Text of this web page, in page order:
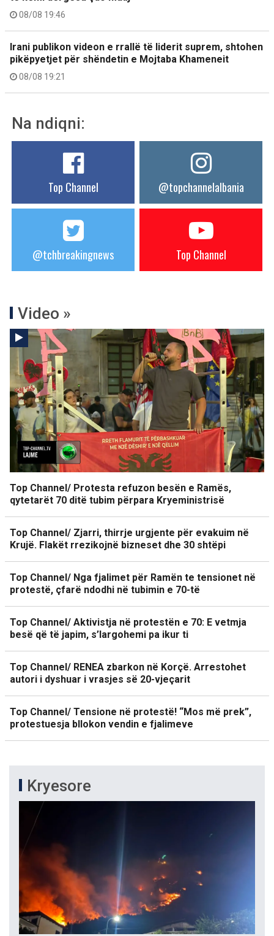
08/08 19:46
Irani publikon videon e rrallë të liderit suprem, shtohen
pikëpyetjet për shëndetin e Mojtaba Khameneit
08/08 19:21
Na ndiqni:
Top Channel @topchannelalbania
@tchbreakingnews Top Channel
Video »
Top Channel/ Protesta refuzon besën e Ramës,
qytetarët 70 ditë tubim përpara Kryeministrisë
Top Channel/ Zjarri, thirrje urgjente për evakuim në
Krujë. Flakët rrezikojnë bizneset dhe 30 shtëpi
Top Channel/ Nga fjalimet për Ramën te tensionet në
protestë, çfarë ndodhi në tubimin e 70-të
Top Channel/ Aktivistja në protestën e 70: E vetmja
besë që të japim, s’largohemi pa ikur ti
Top Channel/ RENEA zbarkon në Korçë. Arrestohet
autori i dyshuar i vrasjes së 20-vjeçarit
Top Channel/ Tensione në protestë! “Mos më prek”,
protestuesja bllokon vendin e fjalimeve
Kryesore